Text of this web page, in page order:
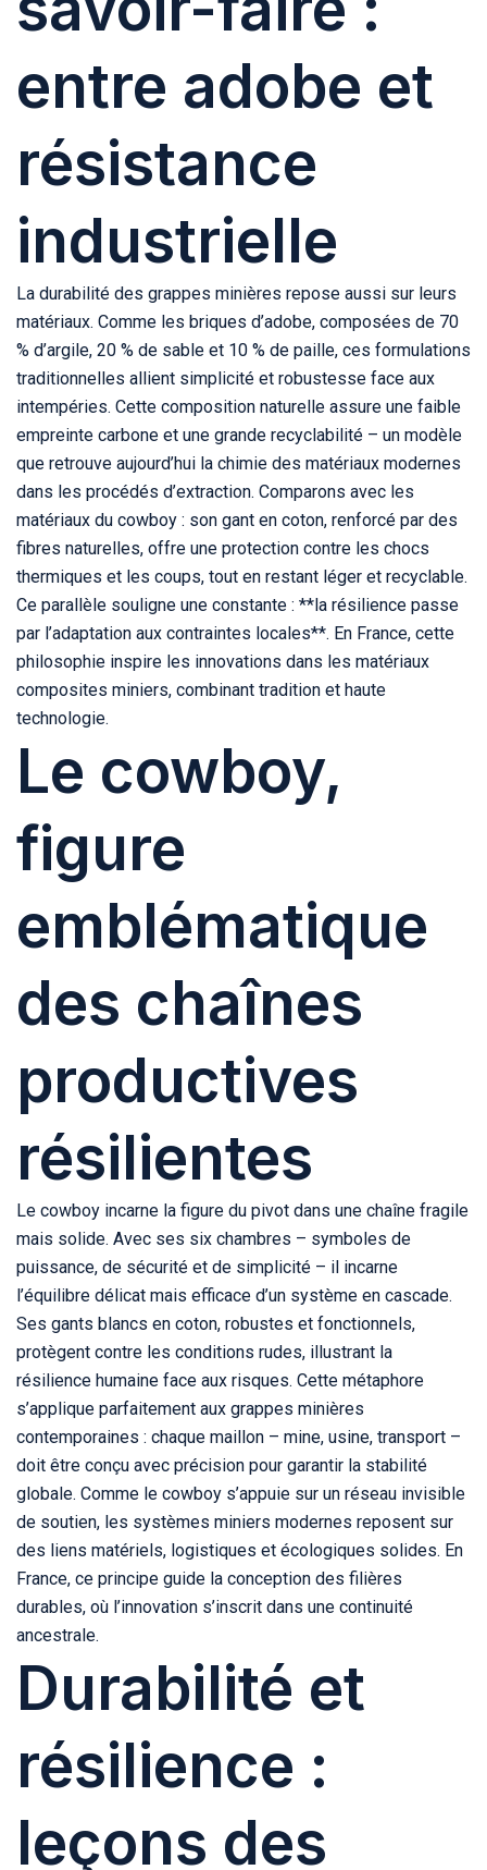
entre adobe et
résistance
industrielle
La durabilité des grappes minières repose aussi sur leurs
matériaux. Comme les briques d’adobe, composées de 70
% d’argile, 20 % de sable et 10 % de paille, ces formulations
traditionnelles allient simplicité et robustesse face aux
intempéries. Cette composition naturelle assure une faible
empreinte carbone et une grande recyclabilité – un modèle
que retrouve aujourd’hui la chimie des matériaux modernes
dans les procédés d’extraction. Comparons avec les
matériaux du cowboy : son gant en coton, renforcé par des
fibres naturelles, offre une protection contre les chocs
thermiques et les coups, tout en restant léger et recyclable.
Ce parallèle souligne une constante : **la résilience passe
par l’adaptation aux contraintes locales**. En France, cette
philosophie inspire les innovations dans les matériaux
composites miniers, combinant tradition et haute
technologie.
Le cowboy,
figure
emblématique
des chaînes
productives
résilientes
Le cowboy incarne la figure du pivot dans une chaîne fragile
mais solide. Avec ses six chambres – symboles de
puissance, de sécurité et de simplicité – il incarne
l’équilibre délicat mais efficace d’un système en cascade.
Ses gants blancs en coton, robustes et fonctionnels,
protègent contre les conditions rudes, illustrant la
résilience humaine face aux risques. Cette métaphore
s’applique parfaitement aux grappes minières
contemporaines : chaque maillon – mine, usine, transport –
doit être conçu avec précision pour garantir la stabilité
globale. Comme le cowboy s’appuie sur un réseau invisible
de soutien, les systèmes miniers modernes reposent sur
des liens matériels, logistiques et écologiques solides. En
France, ce principe guide la conception des filières
durables, où l’innovation s’inscrit dans une continuité
ancestrale.
Durabilité et
résilience :
leçons des